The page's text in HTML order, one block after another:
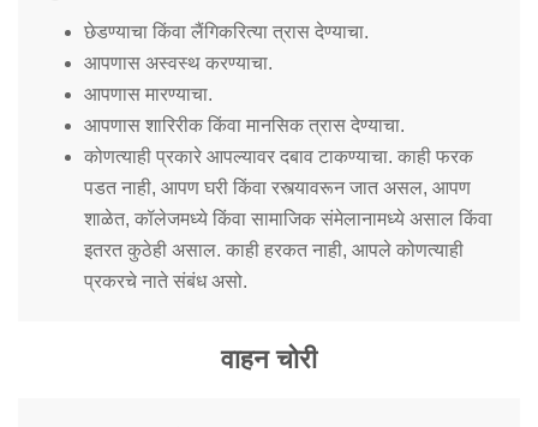
छेडण्याचा किंवा लैंगिकरित्या त्रास देण्याचा.
आपणास अस्वस्थ करण्याचा.
आपणास मारण्याचा.
आपणास शारिरीक किंवा मानसिक त्रास देण्याचा.
कोणत्याही प्रकारे आपल्यावर दबाव टाकण्याचा. काही फरक
पडत नाही, आपण घरी किंवा रस्त्यावरून जात असल, आपण
शाळेत, कॉलेजमध्ये किंवा सामाजिक संमेलानामध्ये असाल किंवा
इतरत कुठेही असाल. काही हरकत नाही, आपले कोणत्याही
प्रकरचे नाते संबंध असो.
वाहन चोरी